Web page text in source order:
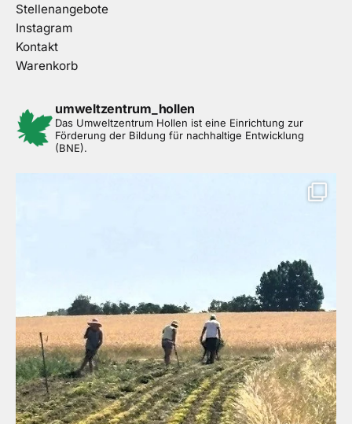
Stellenangebote
Instagram
Kontakt
Warenkorb
umweltzentrum_hollen
Das Umweltzentrum Hollen ist eine Einrichtung zur
Förderung der Bildung für nachhaltige Entwicklung
(BNE).